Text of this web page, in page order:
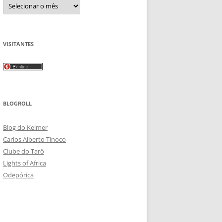
VISITANTES
BLOGROLL
Blog do Kelmer
Carlos Alberto Tinoco
Clube do Tarô
Lights of Africa
Odepórica